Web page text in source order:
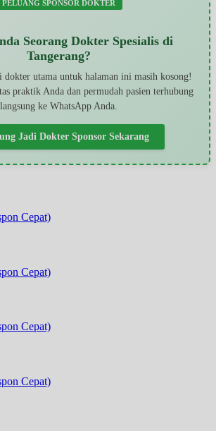
PELUANG SPONSOR DOKTER
Seorang Dokter Spesialis di
Tangerang?
dokter utama untuk halaman ini masih kosong!
praktik Anda dan permudah pasien terhubung
langsung ke WhatsApp Anda.
Jadi Dokter Sponsor Sekarang
Cepat)
Cepat)
Cepat)
Cepat)